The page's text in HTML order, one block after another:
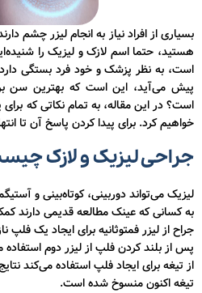
بسیاری از افراد نیاز به انجام لیزر چشم
هستید، حتما اسم لازک و لیزیک را
است، به نظر پزشک و خود فرد بستگی
پیش می‌آید، این است که بهترین سن
است؟ در این مقاله، به تمام نکاتی که
خواهیم کرد. برای پیدا کردن پاسخ آن تا
جراحی لیزیک و لازک
لیزیک می‌تواند دوربینی، کوتاه‌بینی و
به کسانی که عینک مطالعه قدیمی دارند
جراح از لیزر فمتوثانیه برای ایجاد یک فلپ
پس از بلند کردن فلپ از لیزر دوم
از تیغه برای ایجاد فلپ استفاده می‌کند
تیغه اکنون منسوخ شده است.